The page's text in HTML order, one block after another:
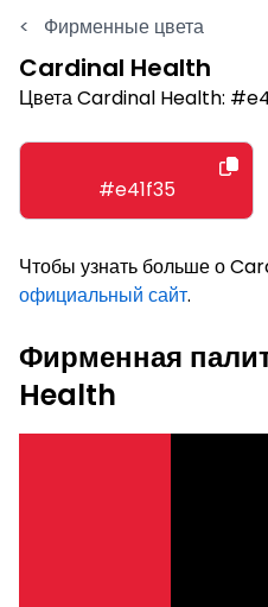
< Фирменные цвета
Cardinal Health
Цвета Cardinal Health:
#e41f35
Чтобы узнать больше о
официальный сайт.
Фирменная
Health